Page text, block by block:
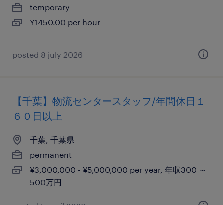
temporary
¥1450.00 per hour
posted 8 july 2026
【千葉】物流センタースタッフ/年間休日１
６０日以上
千葉, 千葉県
permanent
¥3,000,000 - ¥5,000,000 per year, 年収300 ～
500万円